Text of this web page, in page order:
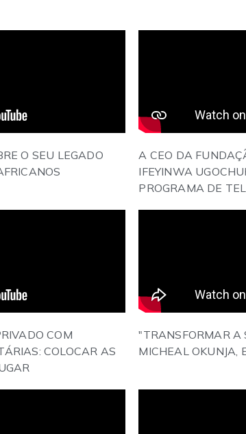
O SEU LEGADO
A CEO DA
IFEYINWA
PROGRAMA DE
COM
COLOCAR AS
"TRANSFORMAR A
MICHEAL OKUNJA,